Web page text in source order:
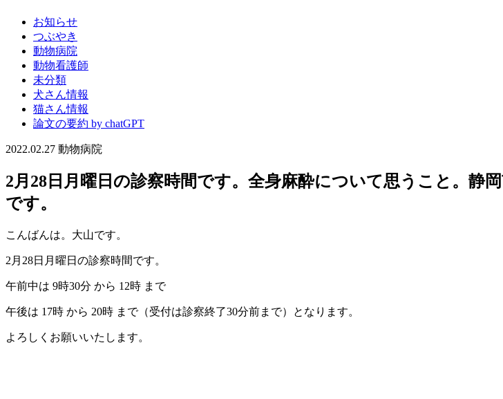
お知らせ
つぶやき
動物病院
動物看護師
未分類
犬さん情報
猫さん情報
論文の要約 by chatGPT
2022.02.27 動物病院
2月28日月曜日の診察時間です。全身麻酔について思うこと。静
です。
こんばんは。大山です。
2月28日月曜日の診察時間です。
午前中は 9時30分 から 12時 まで
午後は 17時 から 20時 まで（受付は診察終了30分前まで）となります。
よろしくお願いいたします。